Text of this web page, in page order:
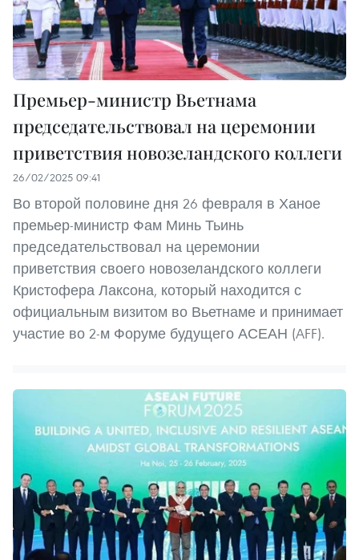
Премьер-министр Вьетнама
председательствовал на церемонии
приветствия новозеландского коллеги
26/02/2025 09:41
Во второй половине дня 26 февраля в Ханое
премьер-министр Фам Минь Тьинь
председательствовал на церемонии
приветствия своего новозеландского коллеги
Кристофера Лаксона, который находится с
официальным визитом во Вьетнаме и принимает
участие во 2-м Форуме будущего АСЕАН (AFF).